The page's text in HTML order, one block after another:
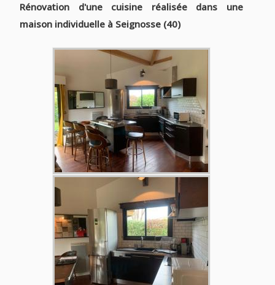
Rénovation d'une cuisine réalisée dans une
maison individuelle à Seignosse (40)